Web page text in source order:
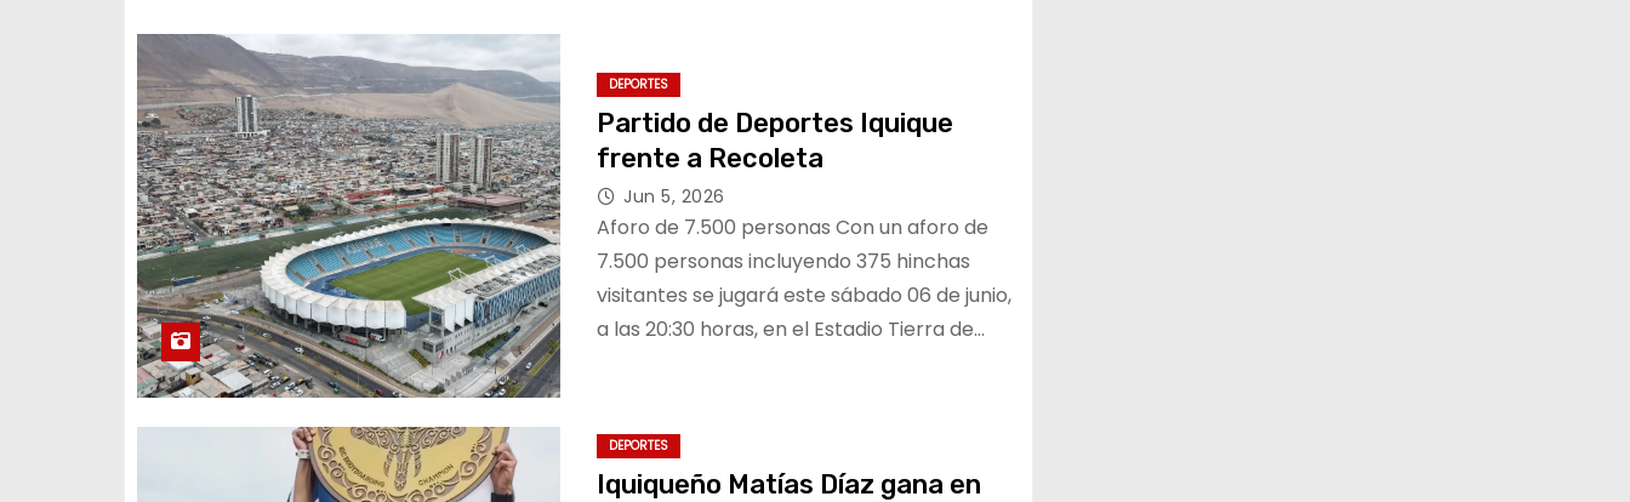
DEPORTES
Partido de Deportes Iquique
frente a Recoleta
Jun 5, 2026
Aforo de 7.500 personas Con un aforo de
7.500 personas incluyendo 375 hinchas
visitantes se jugará este sábado 06 de junio,
a las 20:30 horas, en el Estadio Tierra de…
DEPORTES
Iquiqueño Matías Díaz gana en